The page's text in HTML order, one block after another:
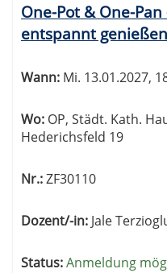
One-Pot & One-
entspannt genießen
Wann: Mi. 13.01.2027,
Wo: OP, Städt. Kath.
Hederichsfeld 19
Nr.:ZF30110
Dozent/-in: Jale
Status:Anmeldung